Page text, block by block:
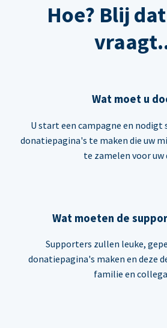
Hoe? Blij
Wat moet u
U start een campagne en
donatiepagina's te maken die uw
te zamelen voor uw
Wat moeten de
Supporters zullen leuke,
donatiepagina's maken en deze
familie en